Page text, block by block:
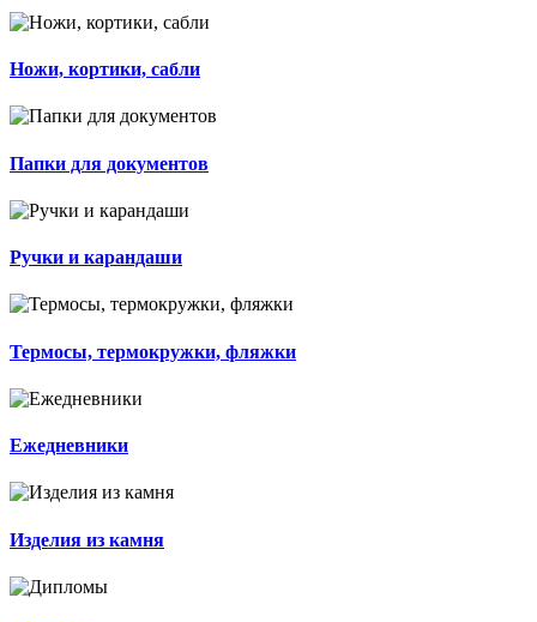
Ножи, кортики, сабли
Папки для документов
Ручки и карандаши
Термосы, термокружки, фляжки
Ежедневники
Изделия из камня